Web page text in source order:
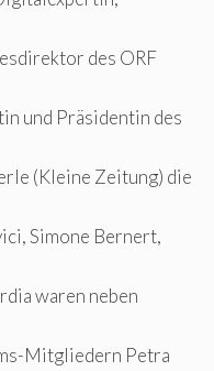
des ORF
und Präsidentin des
(Kleine Zeitung) die
Simone Bernert,
waren neben
Mitgliedern Petra